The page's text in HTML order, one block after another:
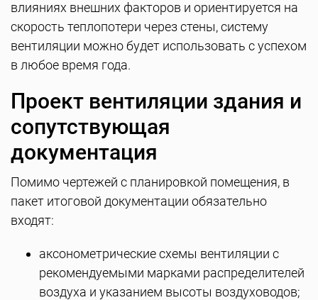
влияниях внешних факторов и ориентируется на
скорость теплопотери через стены, систему
вентиляции можно будет использовать с успехом
в любое время года.
Проект вентиляции здания и
сопутствующая
документация
Помимо чертежей с планировкой помещения, в
пакет итоговой документации обязательно
входят:
аксонометрические схемы вентиляции с
рекомендуемыми марками распределителей
воздуха и указанием высоты воздуховодов;